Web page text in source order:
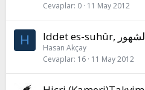
Cevaplar 0 11 May 2012
H
Hasan Akçay
Cevaplar 16 11 May 2012